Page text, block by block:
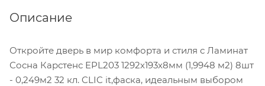
Описание
Откройте дверь в мир комфорта и стиля с Ламинат
Сосна Карстенс EPL203 1292х193х8мм (1,9948 м2) 8шт
- 0,249м2 32 кл. CLIC it,фаска, идеальным выбором